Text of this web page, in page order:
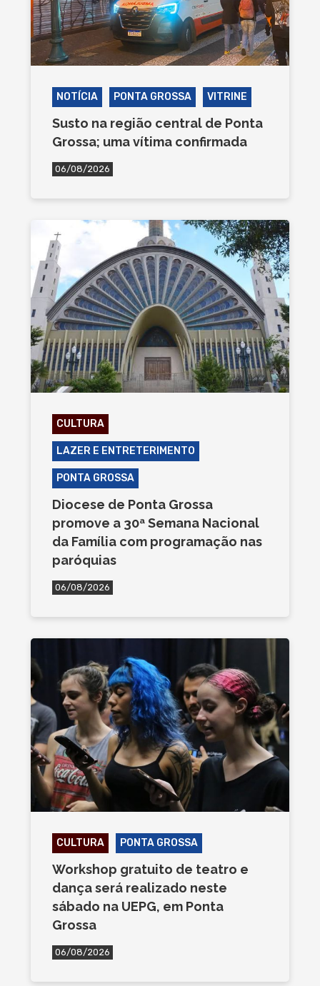
NOTÍCIA PONTA GROSSA VITRINE
Susto na região central de Ponta
Grossa; uma vítima confirmada
06/08/2026
CULTURA
LAZER E ENTRETERIMENTO
PONTA GROSSA
Diocese de Ponta Grossa
promove a 30ª Semana Nacional
da Família com programação nas
paróquias
06/08/2026
CULTURA PONTA GROSSA
Workshop gratuito de teatro e
dança será realizado neste
sábado na UEPG, em Ponta
Grossa
06/08/2026